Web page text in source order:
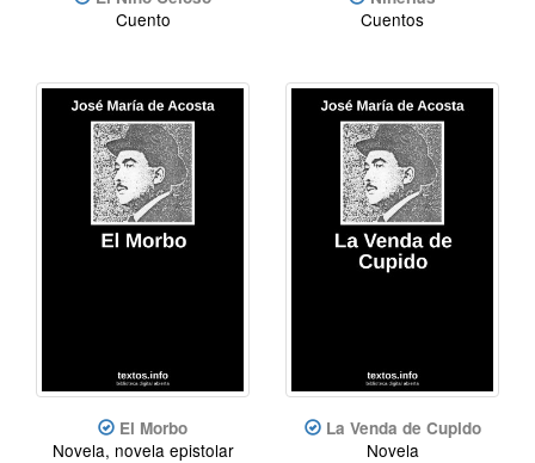
Cuento Cuentos
El Morbo
Novela, novela epistolar
La Venda de Cupido
Novela